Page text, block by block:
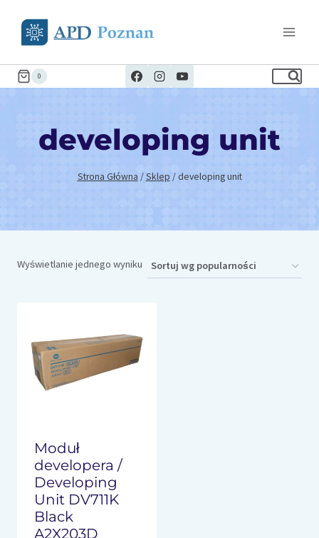
0
developing unit
Strona Główna / Sklep / developing unit
Wyświetlanie jednego wyniku
Moduł
developera /
Developing
Unit DV711K
Black
A2X203D